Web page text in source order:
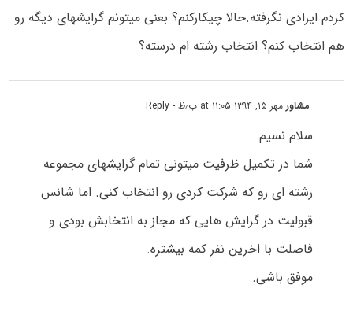
کردم ایرادی نگرفته.حالا چیکارکنم؟ بعنی میتونم گرایشهای دیگه رو
هم انتخاب کنم؟ انتخاب رشته ام درسته؟
مشاورمهر ۱۵, ۱۳۹۴ at ۱۱:۰۵ ب٫ظ - Reply
سلام نسیم
شما در تکمیل ظرفیت میتونی تمام گرایشهای مجموعه
رشته ای رو که شرکت کردی رو انتخاب کنی. اما شانس
قبولیت در گرایش هایی که مجاز به انتخابش بودی و
فاصلت با اخرین نفر کمه بیشتره.
موفق باشی.